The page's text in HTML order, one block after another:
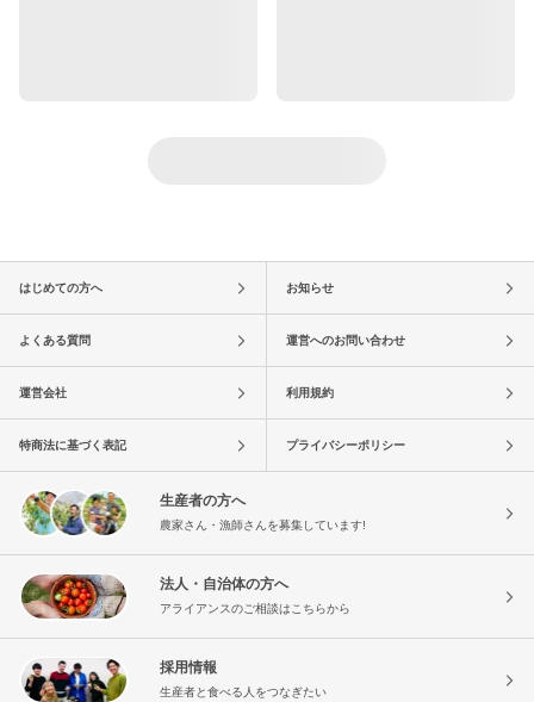
はじめての方へ お知らせ
よくある質問 運営へのお問い合わせ
運営会社 利用規約
特商法に基づく表記 プライバシーポリシー
生産者の方へ
農家さん・漁師さんを募集しています!
法人・自治体の方へ
アライアンスのご相談はこちらから
採用情報
生産者と食べる人をつなぎたい